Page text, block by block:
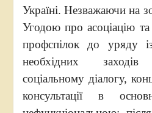
Україні. Незважаючи на
Угодою про асоціацію та
профспілок до уряду
необхідних
соціальному діалогу,
консультації в